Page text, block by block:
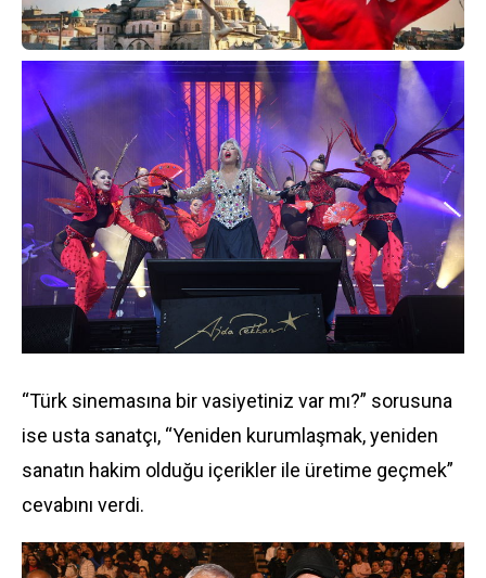
“Türk sinemasına bir vasiyetiniz var mı?” sorusuna
ise usta sanatçı, “Yeniden kurumlaşmak, yeniden
sanatın hakim olduğu içerikler ile üretime geçmek”
cevabını verdi.